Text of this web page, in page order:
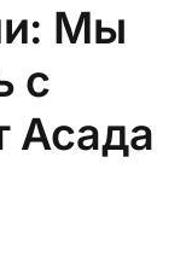
Мы
с
Асада